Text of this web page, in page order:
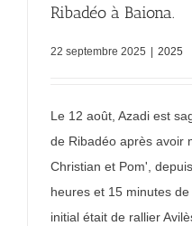
Ribadéo à Baiona.
22 septembre 2025 2025
Le 12 août, Azadi est
de Ribadéo après avoir
Christian et Pom',
heures et 15 minutes
initial était de rallier